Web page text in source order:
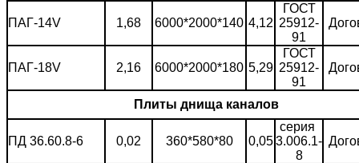
ПАГ-14V 1,68 6000*2000*140 4,12
ГОСТ
25912-
91
ПАГ-18V 2,16 6000*2000*180 5,29
ГОСТ
25912-
91
Плиты днища каналов
ПД 36.60.8-6 0,02 360*580*80 0,05
серия
3.006.1-
8